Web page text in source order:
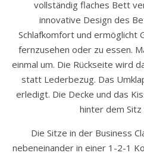
vollständig flaches Bett
innovative Design des
Schlafkomfort und ermöglicht
fernzusehen oder zu essen.
einmal um. Die Rückseite wird
statt Lederbezug. Das
erledigt. Die Decke und das
hinter dem
Die Sitze in der Business
nebeneinander in einer 1-2-1